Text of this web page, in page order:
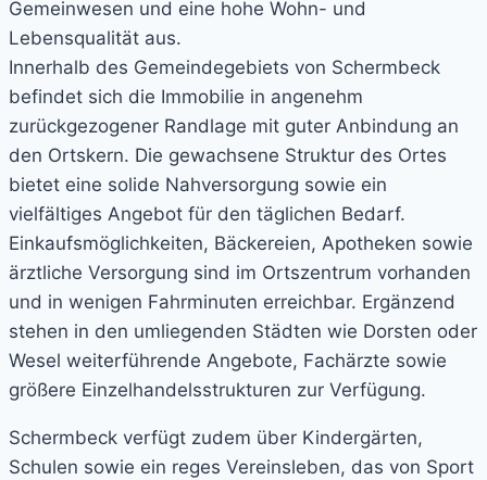
Gemeinwesen und eine hohe Wohn- und
Lebensqualität aus.
Innerhalb des Gemeindegebiets von Schermbeck
befindet sich die Immobilie in angenehm
zurückgezogener Randlage mit guter Anbindung an
den Ortskern. Die gewachsene Struktur des Ortes
bietet eine solide Nahversorgung sowie ein
vielfältiges Angebot für den täglichen Bedarf.
Einkaufsmöglichkeiten, Bäckereien, Apotheken sowie
ärztliche Versorgung sind im Ortszentrum vorhanden
und in wenigen Fahrminuten erreichbar. Ergänzend
stehen in den umliegenden Städten wie Dorsten oder
Wesel weiterführende Angebote, Fachärzte sowie
größere Einzelhandelsstrukturen zur Verfügung.
Schermbeck verfügt zudem über Kindergärten,
Schulen sowie ein reges Vereinsleben, das von Sport